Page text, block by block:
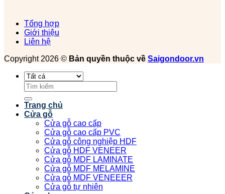
Tổng hợp
Giới thiệu
Liên hệ
Copyright 2026 © Bản quyền thuộc về Saigondoor.vn
Tìm
kiếm:
Trang chủ
Cửa gỗ
Cửa gỗ cao cấp
Cửa gỗ cao cấp PVC
Cửa gỗ công nghiệp HDF
Cửa gỗ HDF VENEER
Cửa gỗ MDF LAMINATE
Cửa gỗ MDF MELAMINE
Cửa gỗ MDF VENEEER
Cửa gỗ tự nhiên